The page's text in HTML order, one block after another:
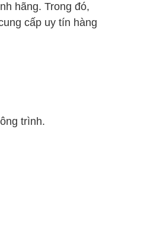
hãng. Trong đó,
cấp uy tín hàng
trình.